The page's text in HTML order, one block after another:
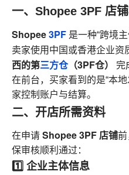
一、Shopee 3PF 店
Shopee3PF 是一种“跨境
卖家使用中国或香港企业资
西的第三方仓（3PF仓）
完
在前台，买家看到的是“本
家控制账户与结算。
二、开店所需资料
在申请 Shopee 3PF 店铺前
保审核顺利通过：
1️⃣ 企业主体信息